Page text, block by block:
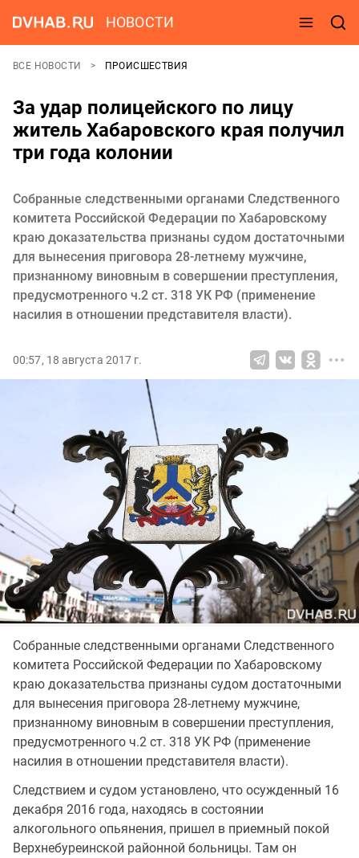
НОВОСТИ
ВСЕ НОВОСТИ ПРОИСШЕСТВИЯ
За удар полицейского по лицу
житель Хабаровского края получил
три года колонии
Собранные следственными органами Следственного
комитета Российской Федерации по Хабаровскому
краю доказательства признаны судом достаточными
для вынесения приговора 28-летнему мужчине,
признанному виновным в совершении преступления,
предусмотренного ч.2 ст. 318 УК РФ (применение
насилия в отношении представителя власти).
00:57, 18 августа 2017 г.
Собранные следственными органами Следственного
комитета Российской Федерации по Хабаровскому
краю доказательства признаны судом достаточными
для вынесения приговора 28-летнему мужчине,
признанному виновным в совершении преступления,
предусмотренного ч.2 ст. 318 УК РФ (применение
насилия в отношении представителя власти).
Следствием и судом установлено, что осужденный 16
декабря 2016 года, находясь в состоянии
алкогольного опьянения, пришел в приемный покой
Верхнебуреинской районной больницы. Там он